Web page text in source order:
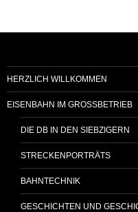
HERZLICH WILLKOMMEN
EISENBAHN IM GROSSBETRIEB
DIE DB IN DEN SIEBZIGERN
STRECKENPORTRÄTS
BAHNTECHNIK
GESCHICHTEN UND